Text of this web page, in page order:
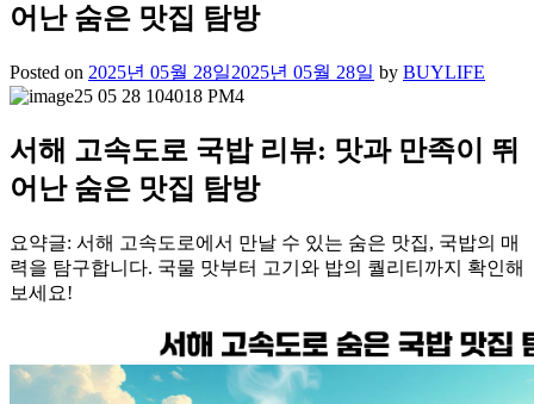
어난 숨은 맛집 탐방
Posted on 2025년 05월 28일2025년 05월 28일 by BUYLIFE
서해 고속도로 국밥 리뷰: 맛과 만족이 뛰
어난 숨은 맛집 탐방
요약글: 서해 고속도로에서 만날 수 있는 숨은 맛집, 국밥의 매
력을 탐구합니다. 국물 맛부터 고기와 밥의 퀄리티까지 확인해
보세요!